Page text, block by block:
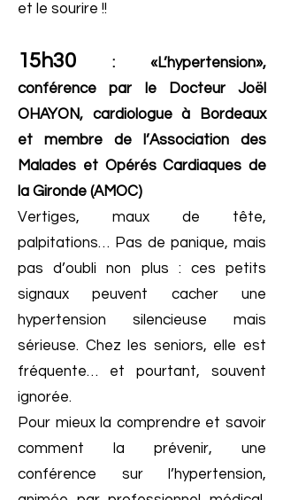
et le sourire !!
15h30
: «L’hypertension»,
conférence par le Docteur Joël
OHAYON, cardiologue à Bordeaux
et membre de l’Association des
Malades et Opérés Cardiaques de
la Gironde (AMOC)
Vertiges, maux de tête,
palpitations… Pas de panique, mais
pas d’oubli non plus : ces petits
signaux peuvent cacher une
hypertension silencieuse mais
sérieuse. Chez les seniors, elle est
fréquente… et pourtant, souvent
ignorée.
Pour mieux la comprendre et savoir
comment la prévenir, une
conférence sur l’hypertension,